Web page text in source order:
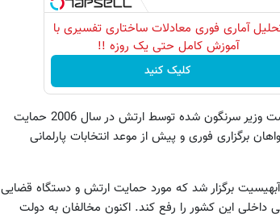
آماری فوری معادلات ساختاری تفسیری با
آموزش کامل حتی یک روزه !!
کلیک کنید
مخالفان که از تاکسین شیناواترا (Thaksin Shinawatra)، نخست وزیر سرنگون شده توسط ارتش در سال 2006 حمایت
برگزاری فوری و پیش از موعد انتخابات پارلمانی
برگزار شد که مورد حمایت ارتش و دستگاه قضایی
این کشور را رفع کند. اکنون مخالفان به دولت